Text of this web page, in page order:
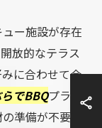
ー施設が存在
放的なテラス
に合わせて会
でBBQプラン
準備が不要で